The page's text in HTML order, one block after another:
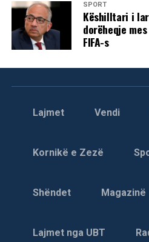
SPORT
Këshilltari i
dorëheqje
FIFA-s
Lajmet Vendi
Kornikë e Zezë
Shëndet Magazinë
Lajmet nga UBT